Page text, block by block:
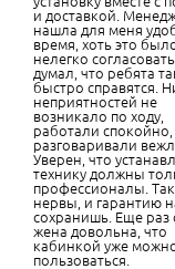
и доставкой.
нашла для меня
время, хоть это
нелегко
думал, что ребята
быстро справятся.
неприятностей не
возникало по ходу,
работали спокойно,
разговаривали
Уверен, что
технику должны
профессионалы.
нервы, и гарантию
сохранишь. Еще раз
жена довольна, что
кабинкой уже
пользоваться.